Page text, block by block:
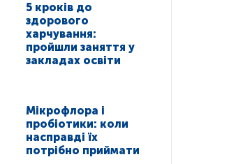
5 кроків до
здорового
харчування:
пройшли заняття у
закладах освіти
Мікрофлора і
пробіотики: коли
насправді їх
потрібно приймати